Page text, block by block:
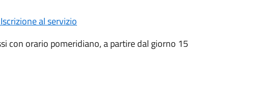
al servizio
con orario pomeridiano, a partire dal giorno 15